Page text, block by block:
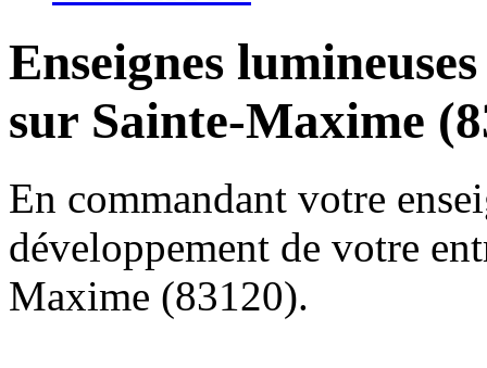
Enseignes
sur Sainte-Maxime
En commandant votre
développement de votre
Maxime (83120).